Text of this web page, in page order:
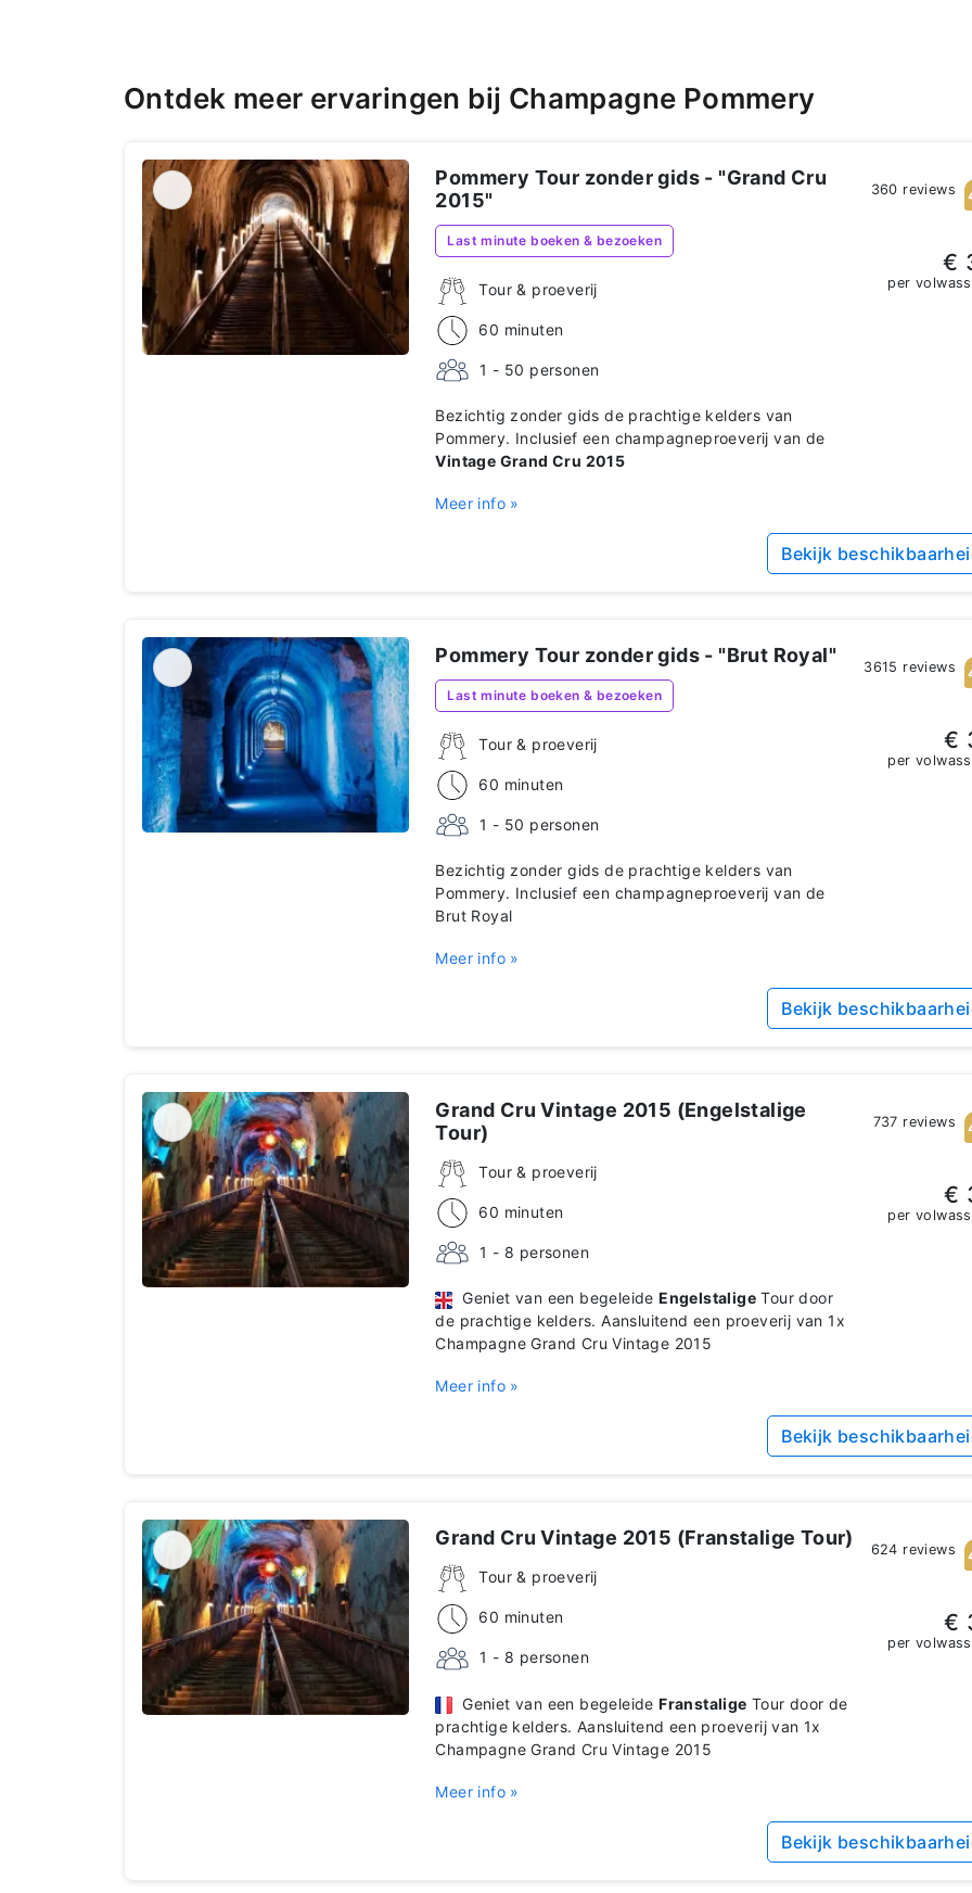
Ontdek meer ervaringen bij Champagne Pommery
Pommery Tour zonder gids - "Grand Cru
2015"
Last minute boeken & bezoeken
Tour & proeverij
60 minuten
1 - 50 personen
Bezichtig zonder gids de prachtige kelders van
Pommery. Inclusief een champagneproeverij van de
Vintage Grand Cru 2015
Meer info »
360 reviews
€
per
Bekijk
Pommery Tour zonder gids - "Brut Royal"
Last minute boeken & bezoeken
Tour & proeverij
60 minuten
1 - 50 personen
Bezichtig zonder gids de prachtige kelders van
Pommery. Inclusief een champagneproeverij van de
Brut Royal
Meer info »
3615 reviews
€
per
Bekijk
Grand Cru Vintage 2015 (Engelstalige
Tour)
Tour & proeverij
60 minuten
1 - 8 personen
Geniet van een begeleideEngelstaligeTour door
de prachtige kelders. Aansluitend een proeverij van 1x
Champagne Grand Cru Vintage 2015
Meer info »
737 reviews
€
per
Bekijk
Grand Cru Vintage 2015 (Franstalige Tour)
Tour & proeverij
60 minuten
1 - 8 personen
Geniet van een begeleideFranstalige Tour door de
prachtige kelders. Aansluitend een proeverij van 1x
Champagne Grand Cru Vintage 2015
Meer info »
624 reviews
€
per
Bekijk